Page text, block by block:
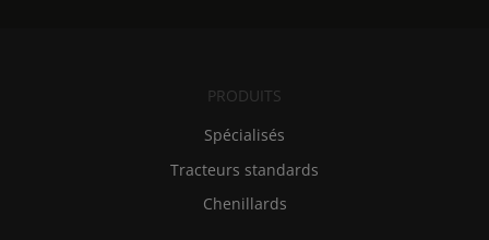
PRODUITS
Spécialisés
Tracteurs standards
Chenillards